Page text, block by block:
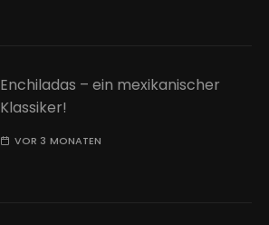
Enchiladas – ein mexikanischer
Klassiker!
VOR 3 MONATEN